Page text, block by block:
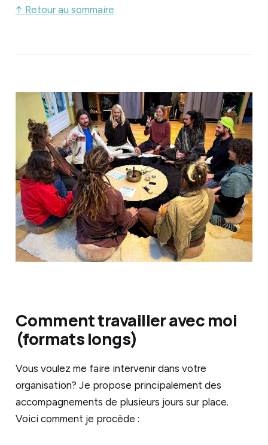
↑ Retour au sommaire
Comment travailler avec moi
(formats longs)
Vous voulez me faire intervenir dans votre
organisation? Je propose principalement des
accompagnements de plusieurs jours sur place.
Voici comment je procède :